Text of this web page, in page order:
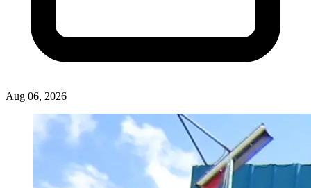
Aug 06, 2026